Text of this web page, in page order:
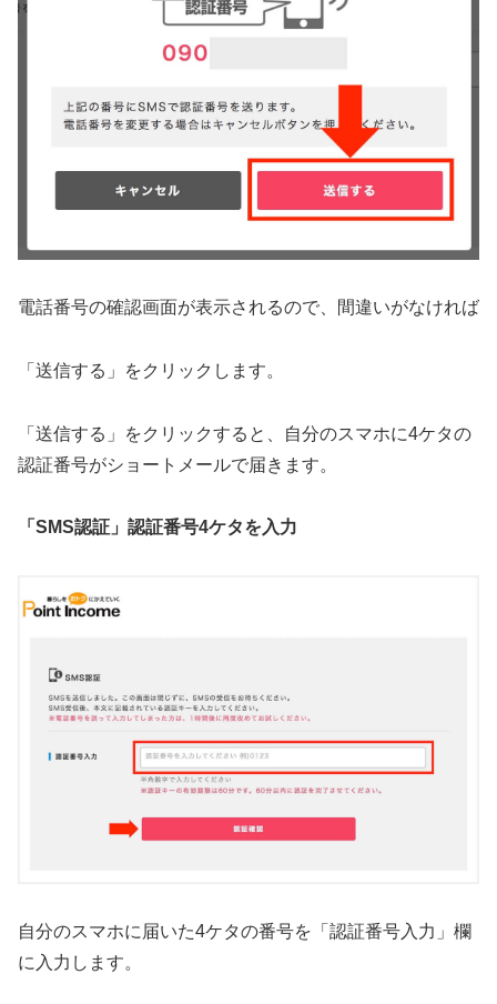
電話番号の確認画面が表示されるので、間違いがなければ
「送信する」をクリックします。
「送信する」をクリックすると、自分のスマホに4ケタの
認証番号がショートメールで届きます。
「SMS認証」認証番号4ケタを入力
自分のスマホに届いた4ケタの番号を「認証番号入力」欄
に入力します。